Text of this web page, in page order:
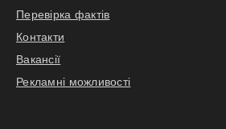
Перевірка фактів
Контакти
Вакансії
Рекламні можливості